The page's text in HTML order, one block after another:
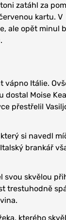
zatáhl za
kartu. V
ale opět minul
vápno Itálie.
dostal Moise
přestřelil
si navedl
brankář
svou skvělou
trestuhodně
kterého